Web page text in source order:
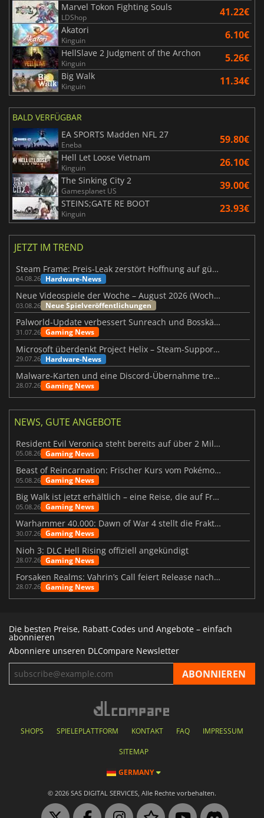
Marvel Tokon Fighting Souls
LDShop 41.22€
Akatori
Kinguin 6.10€
HellSlave 2 Judgment of the Archon
Kinguin 5.26€
Big Walk
Kinguin 11.34€
BALD VERFÜGBAR
EA SPORTS Madden NFL 27
Eneba 59.80€
Hell Let Loose Vietnam
Kinguin 26.10€
The Sinking City 2
Gamesplanet US 39.00€
STEINS;GATE RE BOOT
Kinguin 23.93€
JETZT IM TREND
Steam Frame: Preis-Leak zerstört Hoffnung auf günstiges VR-Headset
04.08.26 Hardware-News
Neue Videospiele der Woche – August 2026 (Woche 32)
03.08.26 Neue Spielveröffentlichungen
Palworld-Update verbessert Sunreach und Bosskämpfe deutlich
31.07.26 Gaming News
Microsoft überdenkt Project Helix – Steam-Support gefährdet
29.07.26 Hardware-News
Malware-Karten und eine Discord-Übernahme treffen Meccha Chameleon
28.07.26 Gaming News
NEWS, GUTE ANGEBOTE
Resident Evil Veronica steht bereits auf über 2 Millionen Wunschlisten
05.08.26 Gaming News
Beast of Reincarnation: Frischer Kurs vom Pokémon-Studio
05.08.26 Gaming News
Big Walk ist jetzt erhältlich – eine Reise, die auf Freundschaft basiert
05.08.26 Gaming News
Warhammer 40.000: Dawn of War 4 stellt die Fraktion der Necrons vor
30.07.26 Gaming News
Nioh 3: DLC Hell Rising offiziell angekündigt
28.07.26 Gaming News
Forsaken Realms: Vahrin’s Call feiert Release nach 10 Jahren
28.07.26 Gaming News
Die besten Preise, Rabatt-Codes und Angebote – einfach
abonnieren
Abonniere unseren DLCompare Newsletter
SHOPS SPIELEPLATTFORM KONTAKT FAQ IMPRESSUM
SITEMAP
GERMANY
© 2026 SAS DIGITAL SERVICES, Alle Rechte vorbehalten.